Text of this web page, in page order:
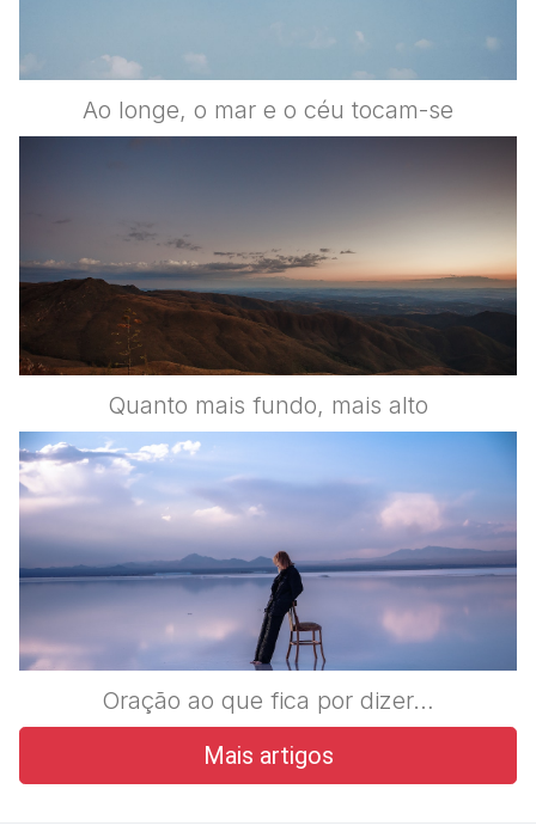
Ao longe, o mar e o céu tocam-se
Quanto mais fundo, mais alto
Oração ao que fica por dizer…
Mais artigos